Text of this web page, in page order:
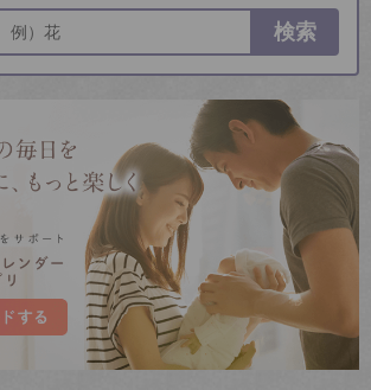
検索